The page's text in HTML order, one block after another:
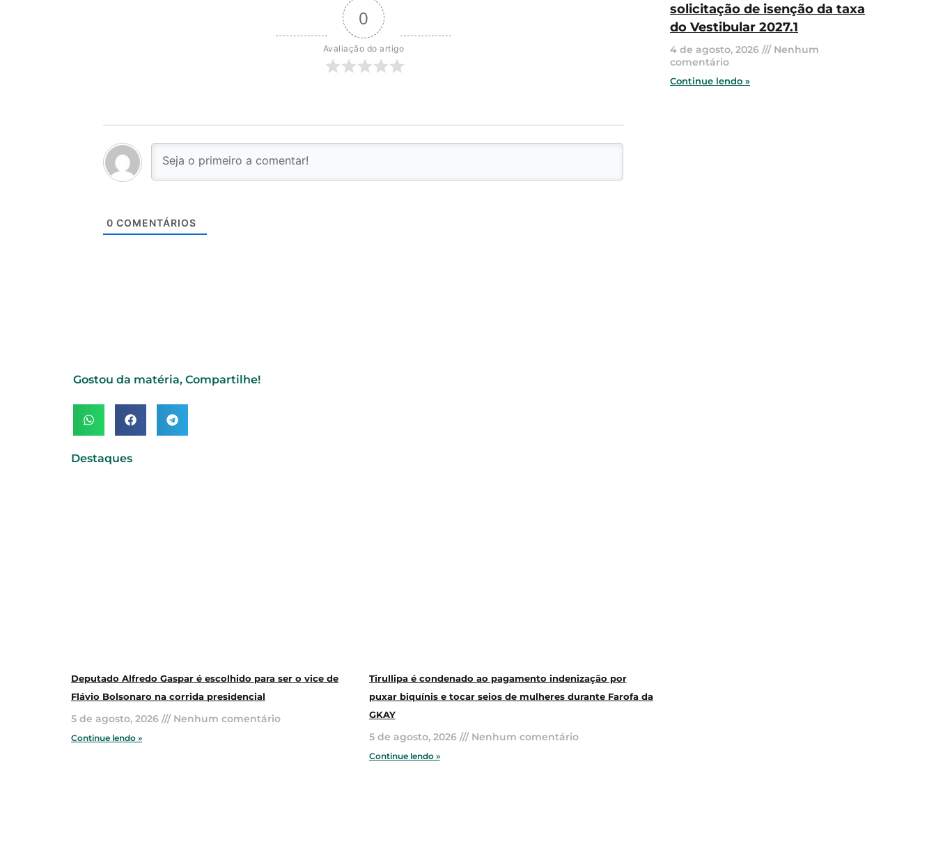
0
Avaliação do artigo
0 COMENTÁRIOS
Gostou da matéria, Compartilhe!
Destaques
Deputado Alfredo Gaspar é escolhido para ser o vice de
Flávio Bolsonaro na corrida presidencial
5 de agosto, 2026 Nenhum comentário
Continue lendo »
Tirullipa é condenado ao pagamento indenização por
puxar biquínis e tocar seios de mulheres durante Farofa da
GKAY
5 de agosto, 2026 Nenhum comentário
Continue lendo »
solicitação de isenção da taxa
do Vestibular 2027.1
4 de agosto, 2026
Nenhum
comentário
Continue lendo »